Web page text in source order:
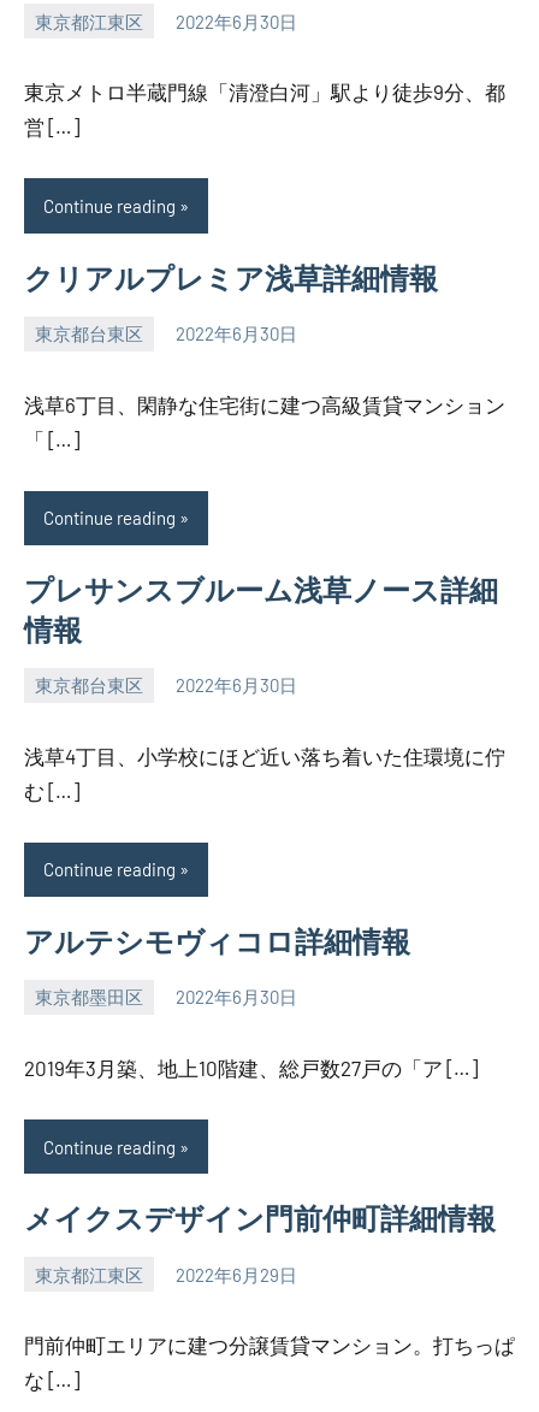
東京都江東区 2022年6月30日
SEZIMO
東京メトロ半蔵門線「清澄白河」駅より徒歩9分、都
営 […]
Continue reading
クリアルプレミア浅草詳細情報
東京都台東区 2022年6月30日
SEZIMO
浅草6丁目、閑静な住宅街に建つ高級賃貸マンション
「 […]
Continue reading
プレサンスブルーム浅草ノース詳細
情報
東京都台東区 2022年6月30日
SEZIMO
浅草4丁目、小学校にほど近い落ち着いた住環境に佇
む […]
Continue reading
アルテシモヴィコロ詳細情報
東京都墨田区 2022年6月30日
SEZIMO
2019年3月築、地上10階建、総戸数27戸の「ア […]
Continue reading
メイクスデザイン門前仲町詳細情報
東京都江東区 2022年6月29日
SEZIMO
門前仲町エリアに建つ分譲賃貸マンション。打ちっぱ
な […]